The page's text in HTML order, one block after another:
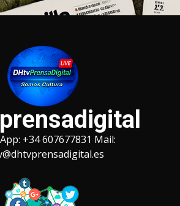
+34 607677831 Mail: